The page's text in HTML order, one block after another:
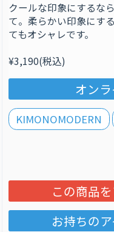
クールな印象にするな
て。柔らかい印象にす
てもオシャレです。
¥3,190(税込)
オン
KIMONOMODERN
この商品
お持ちの